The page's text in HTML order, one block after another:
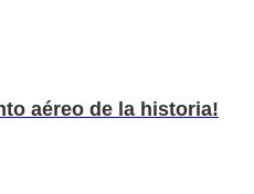
aéreo de la historia!